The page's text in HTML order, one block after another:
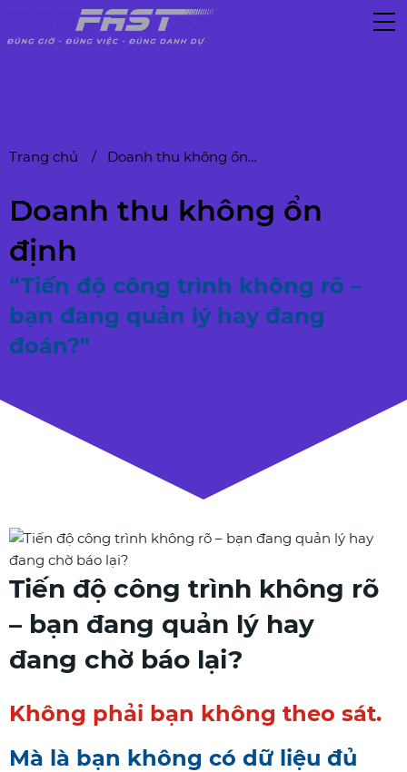
Trang chủ Doanh thu không ổn định
Doanh thu không ổn
định
“Tiến độ công trình không rõ –
bạn đang quản lý hay đang
đoán?"
Tiến độ công trình không rõ
– bạn đang quản lý hay
đang chờ báo lại?
Không phải bạn không theo sát.
Mà là bạn không có dữ liệu đủ